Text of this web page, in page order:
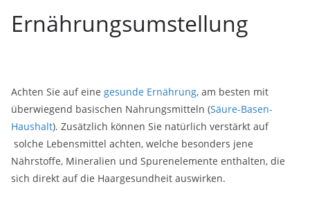
Ernährungsumstellung
Achten Sie auf eine gesunde Ernährung, am besten mit
überwiegend basischen Nahrungsmitteln (Säure-Basen-
Haushalt). Zusätzlich können Sie natürlich verstärkt auf
solche Lebensmittel achten, welche besonders jene
Nährstoffe, Mineralien und Spurenelemente enthalten, die
sich direkt auf die Haargesundheit auswirken.